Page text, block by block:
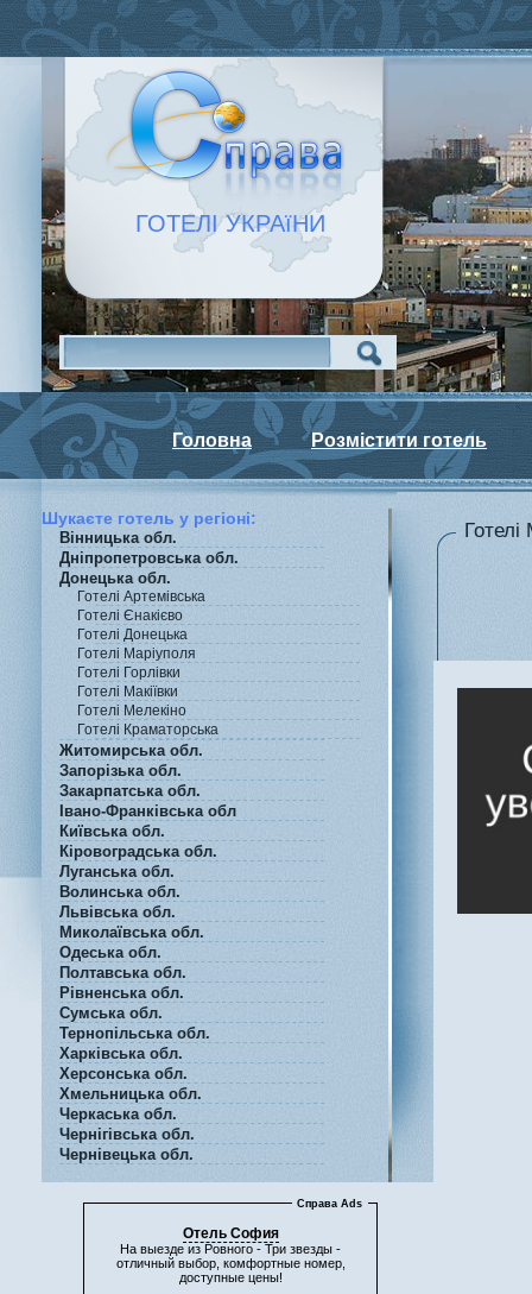
ГОТЕЛІ УКРАїНИ
Головна Розмістити готель
Готелі
Шукаєте готель у регiонi:
Вінницька обл.
Дніпропетровська обл.
Донецька обл.
Готелі Артемівська
Готелі Єнакієво
Готелі Донецька
Готелі Маріуполя
Готелі Горлівки
Готелі Макіївки
Готелі Мелекіно
Готелі Краматорська
Житомирська обл.
Запорізька обл.
Закарпатська обл.
Івано-Франківська обл
Київська обл.
Кіровоградська обл.
Луганська обл.
Волинська обл.
Львівська обл.
Миколаївська обл.
Одеська обл.
Полтавська обл.
Рівненська обл.
Сумська обл.
Тернопільська обл.
Харківська обл.
Херсонська обл.
Хмельницька обл.
Черкаська обл.
Чернігівська обл.
Чернівецька обл.
Справа Ads
Отель София
На выезде из Ровного - Три звезды -
отличный выбор, комфортные номер,
доступные цены!